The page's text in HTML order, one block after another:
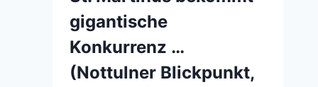
gigantische
Konkurrenz …
(Nottulner Blickpunkt,